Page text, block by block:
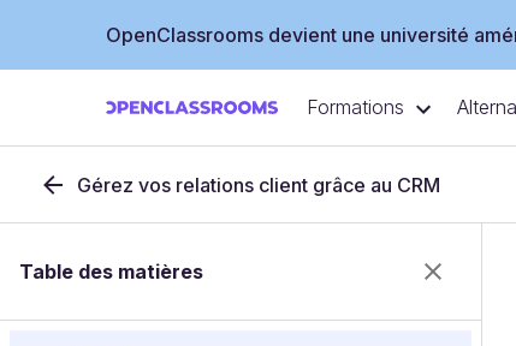
OpenClassrooms devient une université
Formations
Gérez vos relations client grâce au CRM
Table des matières